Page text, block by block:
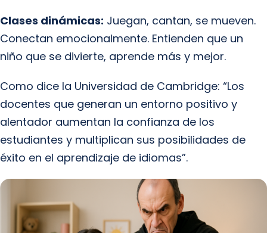
Clases dinámicas: Juegan, cantan, se mueven.
Conectan emocionalmente. Entienden que un
niño que se divierte, aprende más y mejor.
Como dice la Universidad de Cambridge: “Los
docentes que generan un entorno positivo y
alentador aumentan la confianza de los
estudiantes y multiplican sus posibilidades de
éxito en el aprendizaje de idiomas”.